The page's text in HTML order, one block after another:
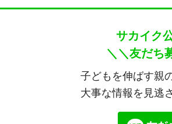
サカイク
＼＼友だち
子どもを伸ばす親
大事な情報を見逃